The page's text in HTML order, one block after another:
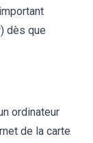
dès que
ordinateur
de la carte